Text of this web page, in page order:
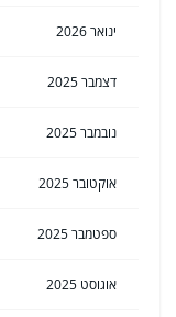
ינואר 2026
דצמבר 2025
נובמבר 2025
אוקטובר 2025
ספטמבר 2025
אוגוסט 2025